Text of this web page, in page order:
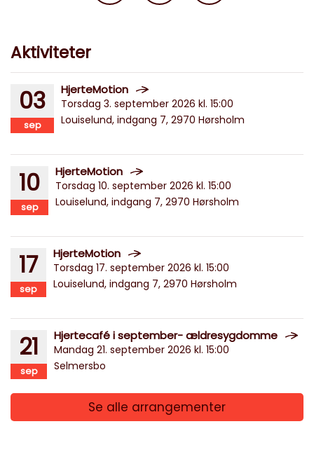
Aktiviteter
03
sep
HjerteMotion
Torsdag 3. september 2026 kl. 15:00
Louiselund, indgang 7, 2970 Hørsholm
10
sep
HjerteMotion
Torsdag 10. september 2026 kl. 15:00
Louiselund, indgang 7, 2970 Hørsholm
17
sep
HjerteMotion
Torsdag 17. september 2026 kl. 15:00
Louiselund, indgang 7, 2970 Hørsholm
21
sep
Hjertecafé i september- ældresygdomme
Mandag 21. september 2026 kl. 15:00
Selmersbo
Se alle arrangementer